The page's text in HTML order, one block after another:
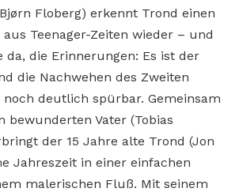
Floberg) erkennt Trond einen
Teenager-Zeiten wieder – und
da, die Erinnerungen: Es ist der
die Nachwehen des Zweiten
noch deutlich spürbar. Gemeinsam
bewunderten Vater (Tobias
der 15 Jahre alte Trond (Jon
Jahreszeit in einer einfachen
malerischen Fluß. Mit seinem